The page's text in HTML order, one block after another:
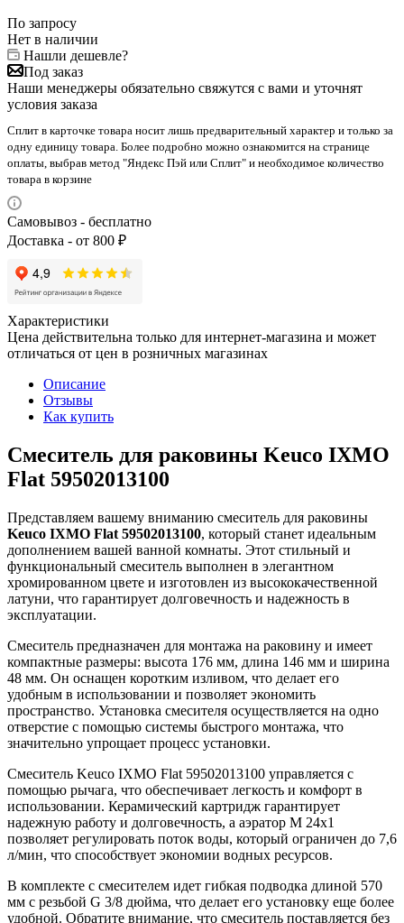
По запросу
Нет в наличии
Нашли дешевле?
Под заказ
Наши менеджеры обязательно свяжутся с вами и уточнят
условия заказа
Сплит в карточке товара носит лишь предварительный характер и только за
одну единицу товара. Более подробно можно ознакомится на странице
оплаты, выбрав метод "Яндекс Пэй или Сплит" и необходимое количество
товара в корзине
Самовывоз - бесплатно
Доставка - от 800 ₽
Характеристики
Цена действительна только для интернет-магазина и может
отличаться от цен в розничных магазинах
Описание
Отзывы
Как купить
Смеситель для раковины Keuco IXMO
Flat 59502013100
Представляем вашему вниманию смеситель для раковины
Keuco IXMO Flat 59502013100, который станет идеальным
дополнением вашей ванной комнаты. Этот стильный и
функциональный смеситель выполнен в элегантном
хромированном цвете и изготовлен из высококачественной
латуни, что гарантирует долговечность и надежность в
эксплуатации.
Смеситель предназначен для монтажа на раковину и имеет
компактные размеры: высота 176 мм, длина 146 мм и ширина
48 мм. Он оснащен коротким изливом, что делает его
удобным в использовании и позволяет экономить
пространство. Установка смесителя осуществляется на одно
отверстие с помощью системы быстрого монтажа, что
значительно упрощает процесс установки.
Смеситель Keuco IXMO Flat 59502013100 управляется с
помощью рычага, что обеспечивает легкость и комфорт в
использовании. Керамический картридж гарантирует
надежную работу и долговечность, а аэратор M 24x1
позволяет регулировать поток воды, который ограничен до 7,6
л/мин, что способствует экономии водных ресурсов.
В комплекте с смесителем идет гибкая подводка длиной 570
мм с резьбой G 3/8 дюйма, что делает его установку еще более
удобной. Обратите внимание, что смеситель поставляется без